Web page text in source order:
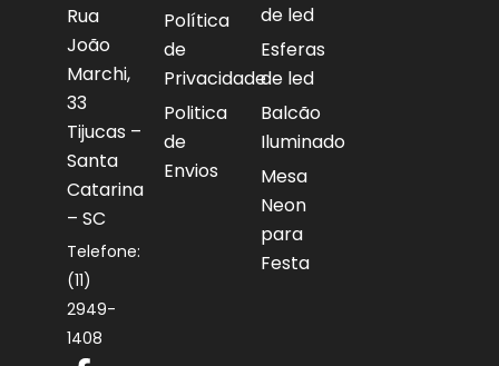
Rua
João
Marchi,
33
Tijucas –
Santa
Catarina
– SC
Telefone:
(11)
2949-
1408
Política
de
Privacidade
Politica
de
Envios
de led
Esferas
de led
Balcão
Iluminado
Mesa
Neon
para
Festa